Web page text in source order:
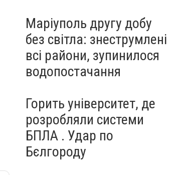
Маріуполь другу добу
без світла: знеструмлені
всі райони, зупинилося
водопостачання
Горить університет, де
розробляли системи
БПЛА . Удар по
Бєлгороду